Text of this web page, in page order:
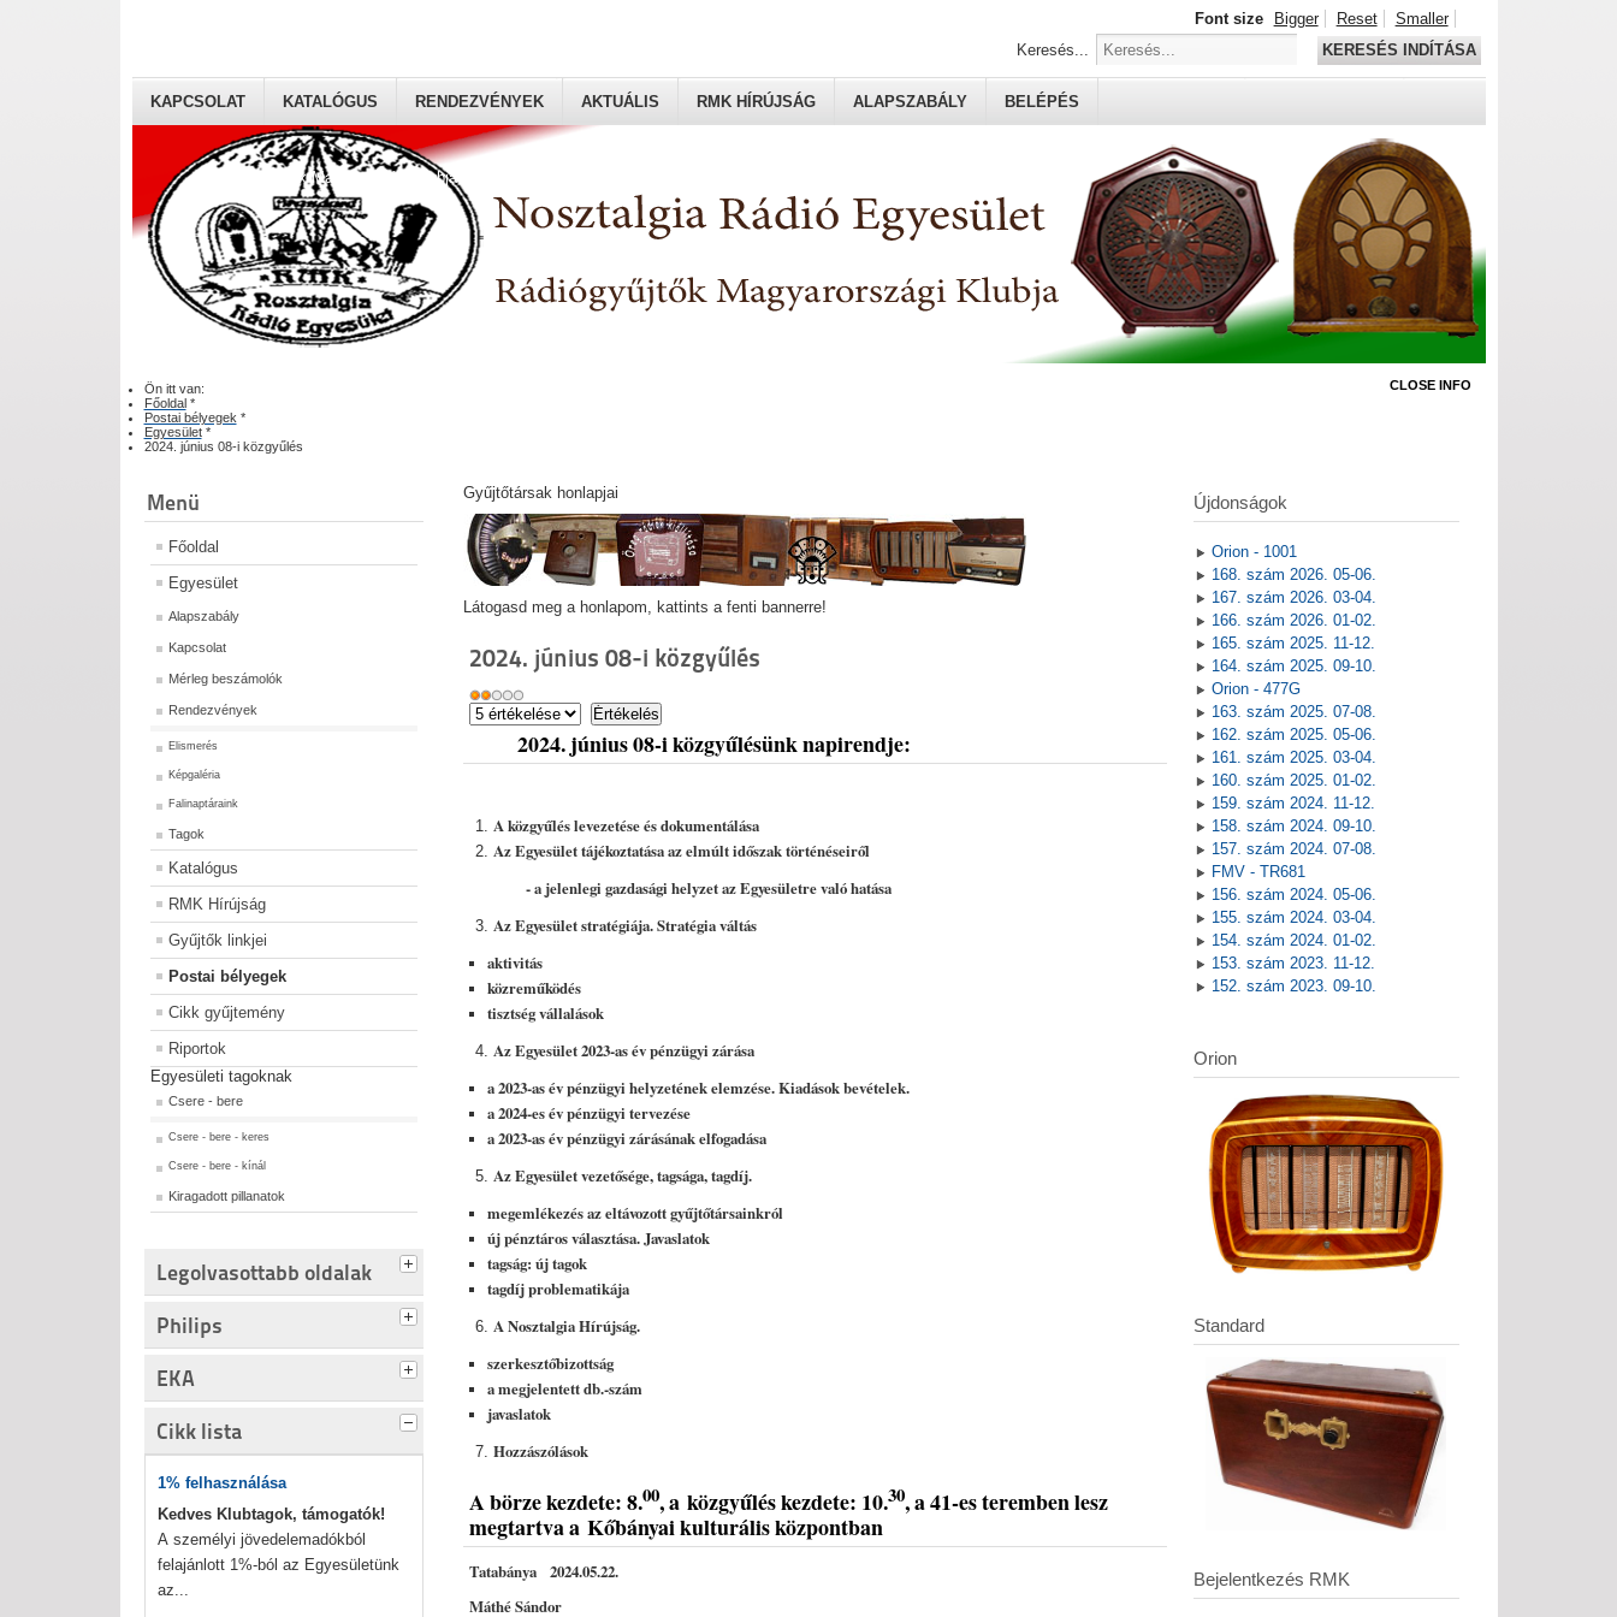
Rádiógyűjtők Magyaroszági Klubja
KAPCSOLAT KATALÓGUS RENDEZVÉNYEK AKTUÁLIS RMK HÍRÚJSÁG ALAPSZABÁLY BELÉPÉS
Font size Bigger Reset
Smaller
Keresés...
KERESÉS INDÍTÁSA
Ön itt van:
Főoldal *
Postai bélyegek *
Egyesület *
2024. június 08-i közgyűlés
Menü
Főoldal
Egyesület
Alapszabály
Kapcsolat
Mérleg beszámolók
Rendezvények
Elismerés
Képgaléria
Falinaptáraink
Tagok
Katalógus
RMK Hírújság
Gyűjtők linkjei
Postai bélyegek
Cikk gyűjtemény
Riportok
Egyesületi tagoknak
Csere - bere
Csere - bere - keres
Csere - bere - kínál
Kiragadott pillanatok
Legolvasottabb oldalak
Philips
EKA
Cikk lista
1% felhasználása
Kedves Klubtagok, támogatók!
A személyi jövedelemadókból
felajánlott 1%-ból az Egyesületünk
az...
Gyűjtőtársak honlapjai
Látogasd meg a honlapom, kattints a fenti bannerre!
2024. június 08-i közgyűlés
2024. június 08-i közgyűlésünk napirendje:
A közgyűlés levezetése és dokumentálása
Az Egyesület tájékoztatása az elmúlt időszak történéseiről
- a jelenlegi gazdasági helyzet az Egyesületre való hatása
Az Egyesület stratégiája. Stratégia váltás
aktivitás
közreműködés
tisztség vállalások
Az Egyesület 2023-as év pénzügyi zárása
a 2023-as év pénzügyi helyzetének elemzése. Kiadások bevételek.
a 2024-es év pénzügyi tervezése
a 2023-as év pénzügyi zárásának elfogadása
Az Egyesület vezetősége, tagsága, tagdíj.
megemlékezés az eltávozott gyűjtőtársainkról
új pénztáros választása. Javaslatok
tagság: új tagok
tagdíj problematikája
A Nosztalgia Hírújság.
szerkesztőbizottság
a megjelentett db.-szám
javaslatok
Hozzászólások
A börze kezdete: 8.00, a közgyűlés kezdete: 10.30, a 41-es teremben lesz
megtartva a Kőbányai kulturális központban
Tatabánya 2024.05.22.
Máthé Sándor
CLOSE INFO
Újdonságok
Orion - 1001
168. szám 2026. 05-06.
167. szám 2026. 03-04.
166. szám 2026. 01-02.
165. szám 2025. 11-12.
164. szám 2025. 09-10.
Orion - 477G
163. szám 2025. 07-08.
162. szám 2025. 05-06.
161. szám 2025. 03-04.
160. szám 2025. 01-02.
159. szám 2024. 11-12.
158. szám 2024. 09-10.
157. szám 2024. 07-08.
FMV - TR681
156. szám 2024. 05-06.
155. szám 2024. 03-04.
154. szám 2024. 01-02.
153. szám 2023. 11-12.
152. szám 2023. 09-10.
Orion
Standard
Bejelentkezés RMK